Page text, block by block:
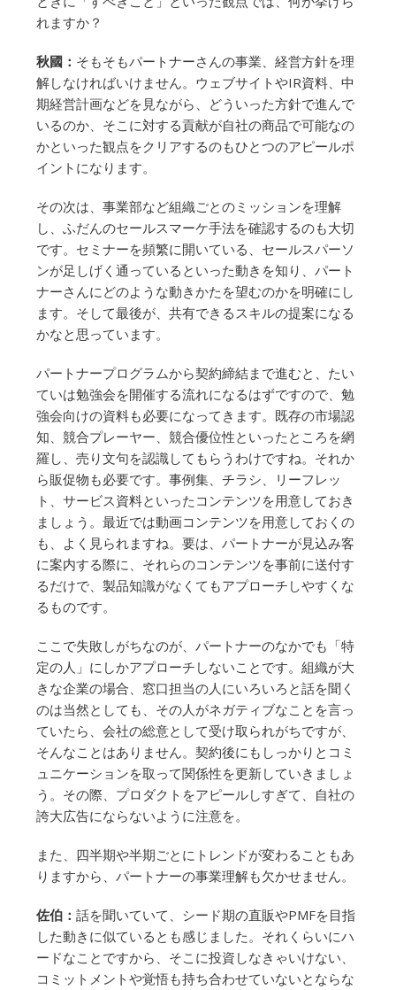
れますか？
秋國： そもそもパートナーさんの事業、経営方針を理
解しなければいけません。ウェブサイトやIR資料、中
期経営計画などを見ながら、どういった方針で進んで
いるのか、そこに対する貢献が自社の商品で可能なの
かといった観点をクリアするのもひとつのアピールポ
イントになります。
その次は、事業部など組織ごとのミッションを理解
し、ふだんのセールスマーケ手法を確認するのも大切
です。セミナーを頻繁に開いている、セールスパーソ
ンが足しげく通っているといった動きを知り、パート
ナーさんにどのような動きかたを望むのかを明確にし
ます。そして最後が、共有できるスキルの提案になる
かなと思っています。
パートナープログラムから契約締結まで進むと、たい
ていは勉強会を開催する流れになるはずですので、勉
強会向けの資料も必要になってきます。既存の市場認
知、競合プレーヤー、競合優位性といったところを網
羅し、売り文句を認識してもらうわけですね。それか
ら販促物も必要です。事例集、チラシ、リーフレッ
ト、サービス資料といったコンテンツを用意しておき
ましょう。最近では動画コンテンツを用意しておくの
も、よく見られますね。要は、パートナーが見込み客
に案内する際に、それらのコンテンツを事前に送付す
るだけで、製品知識がなくてもアプローチしやすくな
るものです。
ここで失敗しがちなのが、パートナーのなかでも「特
定の人」にしかアプローチしないことです。組織が大
きな企業の場合、窓口担当の人にいろいろと話を聞く
のは当然としても、その人がネガティブなことを言っ
ていたら、会社の総意として受け取られがちですが、
そんなことはありません。契約後にもしっかりとコミ
ュニケーションを取って関係性を更新していきましょ
う。その際、プロダクトをアピールしすぎて、自社の
誇大広告にならないように注意を。
また、四半期や半期ごとにトレンドが変わることもあ
りますから、パートナーの事業理解も欠かせません。
佐伯： 話を聞いていて、シード期の直販やPMFを目指
した動きに似ているとも感じました。それくらいにハ
ードなことですから、そこに投資しなきゃいけない、
コミットメントや覚悟も持ち合わせていないとならな